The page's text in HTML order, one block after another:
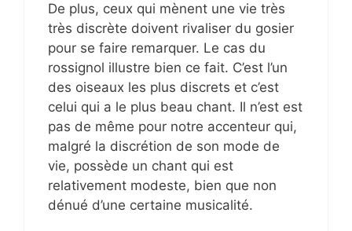
De plus, ceux qui mènent une vie très
très discrète doivent rivaliser du gosier
pour se faire remarquer. Le cas du
rossignol illustre bien ce fait. C’est l’un
des oiseaux les plus discrets et c’est
celui qui a le plus beau chant. Il n’est est
pas de même pour notre accenteur qui,
malgré la discrétion de son mode de
vie, possède un chant qui est
relativement modeste, bien que non
dénué d’une certaine musicalité.